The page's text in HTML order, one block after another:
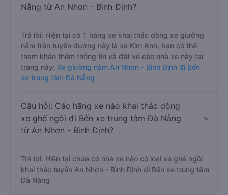
Nẵng từ An Nhơn - Bình Định?
Trả lời: Hiện tại có 1 hãng xe khai thác dòng xe giường
nằm trên tuyến đường này là xe Kim Anh, bạn có thể
tham khảo thêm thông tin và đặt vé các nhà xe này tại
trang này: Xe giường nằm An Nhơn - Bình Định đi Bến
xe trung tâm Đà Nẵng
Câu hỏi: Các hãng xe nào khai thác dòng
xe ghế ngồi đi Bến xe trung tâm Đà Nẵng
từ An Nhơn - Bình Định?
Trả lời: Hiện tại chưa có nhà xe nào có loại xe ghế ngồi
khai thác tuyến An Nhơn - Bình Định đi Bến xe trung tâm
Đà Nẵng